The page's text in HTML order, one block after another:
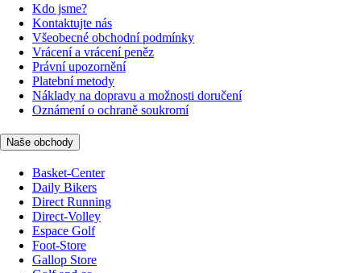
Kdo jsme?
Kontaktujte nás
Všeobecné obchodní podmínky
Vrácení a vrácení peněz
Právní upozornění
Platební metody
Náklady na dopravu a možnosti doručení
Oznámení o ochraně soukromí
Naše obchody
Basket-Center
Daily Bikers
Direct Running
Direct-Volley
Espace Golf
Foot-Store
Gallop Store